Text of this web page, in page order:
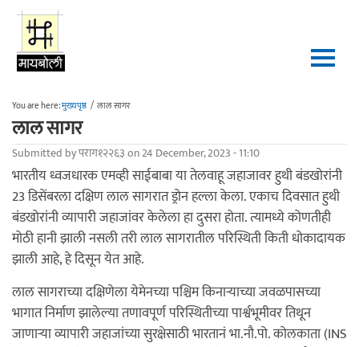
Skip to main content
You are here:मुख्यपृष्ठ / लाल सागर
लाल सागर
Submitted byपराग१२२६३on 24 December, 2023 - 11:10
भारतीय ध्वजधारक एमव्ही साईबाबा या तेलवाहू जहाजावर हुथी बंडखोरांनी
23 डिसेंबरला दक्षिण लाल सागरात ड्रोन हल्ला केला. एकाच दिवसात हुथी
बंडखोरांनी व्यापारी जहाजांवर केलेला हा दुसरा होता. त्यामध्ये कोणतीही
मोठी हानी झाली नसली तरी लाल सागरातील परिस्थिती किती धोकादायक
झाली आहे, हे दिसून येत आहे.
लाल सागराच्या दक्षिणेला येमेनच्या पश्चिम किनाऱ्याच्या जवळपासच्या
भागात निर्माण झालेल्या तणावपूर्ण परिस्थितीच्या पार्श्वभूमीवर तिथून
जाणाऱ्या व्यापारी जहाजांच्या सुरक्षेसाठी भारतानं भा.नौ.पो. कोलकाता (INS